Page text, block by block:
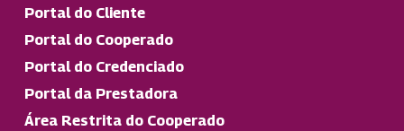
Portal do Cliente
Portal do Cooperado
Portal do Credenciado
Portal da Prestadora
Área Restrita do Cooperado